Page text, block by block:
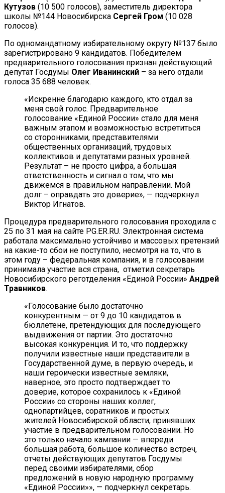
Кутузов (10 500 голосов), заместитель директора
школы №144 Новосибирска Сергей Гром (10 028
голосов).
По одномандатному избирательному округу №137 было
зарегистрировано 9 кандидатов. Победителем
предварительного голосования признан действующий
депутат Госдумы Олег Иванинский – за него отдали
голоса 35 688 человек.
«Искренне благодарю каждого, кто отдал за
меня свой голос. Предварительное
голосование «Единой России» стало для меня
важным этапом и возможностью встретиться
со сторонниками, представителями
общественных организаций, трудовых
коллективов и депутатами разных уровней.
Результат – не просто цифра, а большая
ответственность и сигнал о том, что мы
движемся в правильном направлении. Мой
долг – оправдать это доверие», — подчеркнул
Виктор Игнатов.
Процедура предварительного голосования проходила с
25 по 31 мая на сайте PG.ER.RU. Электронная система
работала максимально устойчиво и массовых претензий
на какие-то сбои не поступило, несмотря на то, что в
этом году – федеральная компания, и в голосовании
принимала участие вся страна, отметил секретарь
Новосибирского реготделения «Единой России» Андрей
Травников.
«Голосование было достаточно
конкурентным — от 9 до 10 кандидатов в
бюллетене, претендующих для последующего
выдвижения от партии. Это достаточно
высокая конкуренция. И то, что поддержку
получили известные наши представители в
Государственной думе, в первую очередь, и
наши героически известные земляки,
наверное, это просто подтверждает то
доверие, которое сохранилось к «Единой
России» со стороны наших коллег,
однопартийцев, соратников и простых
жителей Новосибирской области, принявших
участие в предварительном голосовании. Но
это только начало кампании — впереди
большая работа, большое количество встреч,
отчеты действующих депутатов Госдумы
перед своими избирателями, сбор
предложений в новую народную программу
«Единой России»», — подчеркнул секретарь.